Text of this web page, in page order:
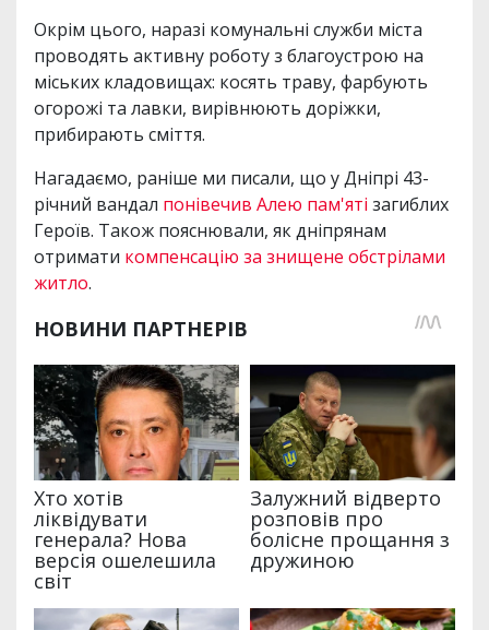
Окрім цього, наразі комунальні служби міста
проводять активну роботу з благоустрою на
міських кладовищах: косять траву, фарбують
огорожі та лавки, вирівнюють доріжки,
прибирають сміття.
Нагадаємо, раніше ми писали, що у Дніпрі 43-
річний вандал понівечив Алею пам'яті загиблих
Героїв. Також пояснювали, як дніпрянам
отримати компенсацію за знищене обстрілами
житло.